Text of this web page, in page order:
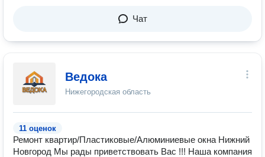
Чат
Ведока
Нижегородская область
11 оценок
Ремонт квартир/Пластиковые/Алюминиевые окна Нижний
Новгород Мы рады приветствовать Вас !!! Наша компания